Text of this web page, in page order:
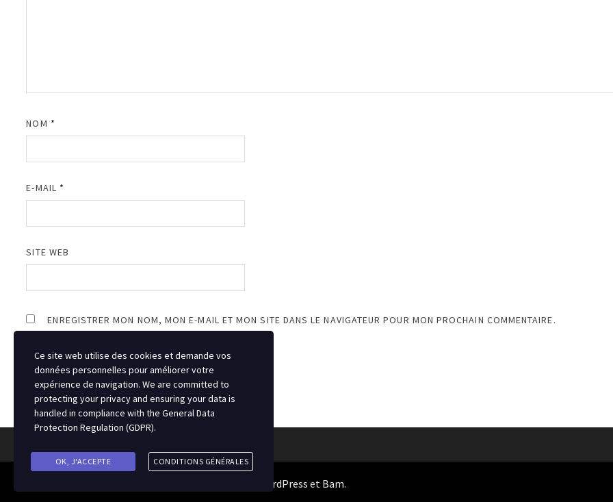
NOM *
E-MAIL *
SITE WEB
ENREGISTRER MON NOM, MON E-MAIL ET MON SITE DANS LE NAVIGATEUR POUR MON PROCHAIN COMMENTAIRE.
WordPress et Bam.
Ce site web utilise des cookies et demande vos
données personnelles pour améliorer votre
expérience de navigation. We are committed to
protecting your privacy and ensuring your data is
handled in compliance with the General Data
Protection Regulation (GDPR).
OK, J'ACCEPTE CONDITIONS GÉNÉRALES